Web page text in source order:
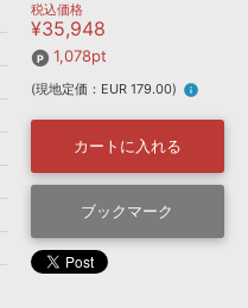
音楽カード
楽曲配信流通 サービス
無償のサウンド管理ソフト
ェクト
効果音
税込価格
¥35,948
1,078pt
(現地定価：EUR 179.00) info
カートに入れる
ブックマーク